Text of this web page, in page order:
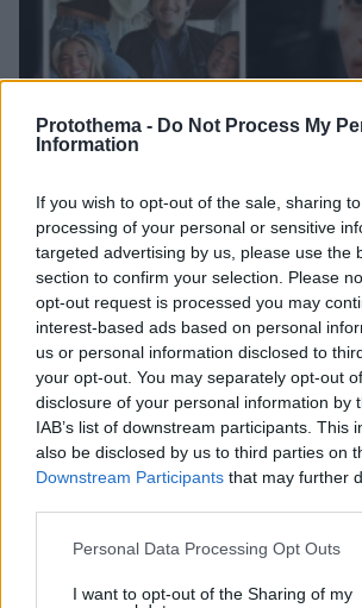
Protothema - Do Not Process My
Information
If you wish to opt-out of the sale, sharing
processing of your personal or sensitive
targeted advertising by us, please use the
section to confirm your selection. Please
opt-out request is processed you may
interest-based ads based on personal
us or personal information disclosed to
your opt-out. You may separately opt-out
disclosure of your personal information by
IAB’s list of downstream participants. This
also be disclosed by us to third parties on
Downstream Participants that may further
Please note that this website/app uses one
not limited to your visit or usage behaviour.
Personal Data Processing Opt Outs
I want to opt-out of the Sharing of my
Το σπίτι του τρόμου στο Άινταχο:
τέσσερις φοιτητές
λεπτά
09.08.2026, 08:33